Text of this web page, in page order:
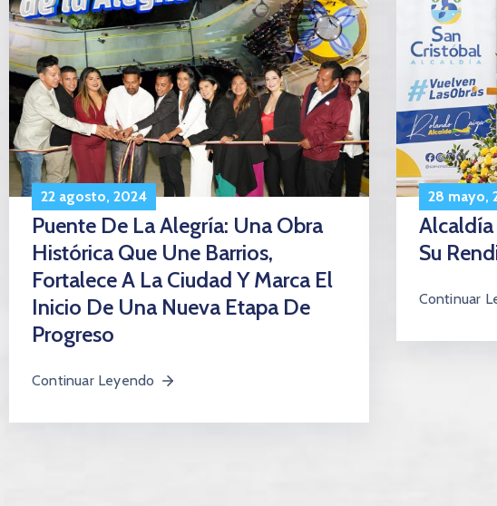
22 agosto, 2024
Puente De La Alegría: Una Obra
Histórica Que Une Barrios,
Fortalece A La Ciudad Y Marca El
Inicio De Una Nueva Etapa De
Progreso
Continuar Leyendo
28 mayo,
Alcaldía
Su
Continuar